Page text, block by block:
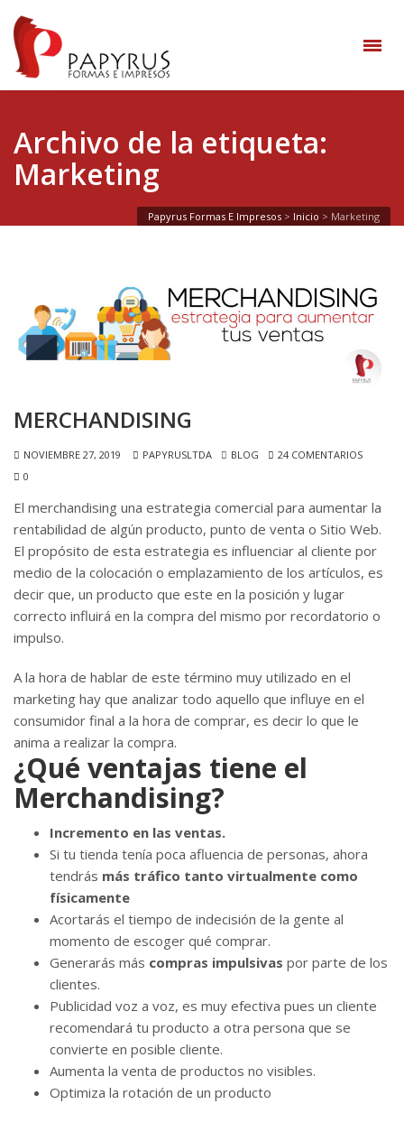
Archivo de la etiqueta:
Marketing
Papyrus Formas E Impresos > Inicio > Marketing
MERCHANDISING
NOVIEMBRE 27, 2019 PAPYRUSLTDA BLOG
24 COMENTARIOS
0
El merchandising una estrategia comercial para aumentar la
rentabilidad de algún producto, punto de venta o Sitio Web.
El propósito de esta estrategia es influenciar al cliente por
medio de la colocación o emplazamiento de los artículos, es
decir que, un producto que este en la posición y lugar
correcto influirá en la compra del mismo por recordatorio o
impulso.
A la hora de hablar de este término muy utilizado en el
marketing hay que analizar todo aquello que influye en el
consumidor final a la hora de comprar, es decir lo que le
anima a realizar la compra.
¿Qué ventajas tiene el
Merchandising?
Incremento en las ventas.
Si tu tienda tenía poca afluencia de personas, ahora
tendrás más tráfico tanto virtualmente como
físicamente
Acortarás el tiempo de indecisión de la gente al
momento de escoger qué comprar.
Generarás más compras impulsivas por parte de los
clientes.
Publicidad voz a voz, es muy efectiva pues un cliente
recomendará tu producto a otra persona que se
convierte en posible cliente.
Aumenta la venta de productos no visibles.
Optimiza la rotación de un producto